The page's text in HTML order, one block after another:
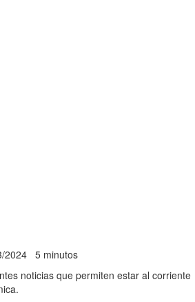
2024 5 minutos
noticias que permiten estar al corriente